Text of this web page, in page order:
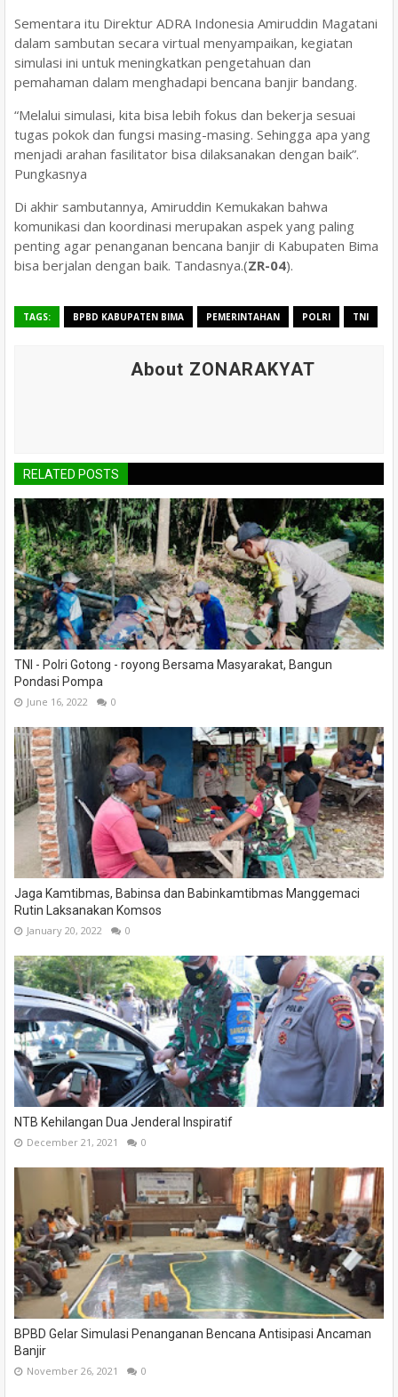
Sementara itu Direktur ADRA Indonesia Amiruddin Magatani
dalam sambutan secara virtual menyampaikan, kegiatan
simulasi ini untuk meningkatkan pengetahuan dan
pemahaman dalam menghadapi bencana banjir bandang.
“Melalui simulasi, kita bisa lebih fokus dan bekerja sesuai
tugas pokok dan fungsi masing-masing. Sehingga apa yang
menjadi arahan fasilitator bisa dilaksanakan dengan baik”.
Pungkasnya
Di akhir sambutannya, Amiruddin Kemukakan bahwa
komunikasi dan koordinasi merupakan aspek yang paling
penting agar penanganan bencana banjir di Kabupaten Bima
bisa berjalan dengan baik. Tandasnya.(ZR-04).
TAGS: BPBD KABUPATEN BIMA PEMERINTAHAN POLRI TNI
About ZONARAKYAT
RELATED POSTS
TNI - Polri Gotong - royong Bersama Masyarakat, Bangun
Pondasi Pompa
June 16, 2022 0
Jaga Kamtibmas, Babinsa dan Babinkamtibmas Manggemaci
Rutin Laksanakan Komsos
January 20, 2022 0
NTB Kehilangan Dua Jenderal Inspiratif
December 21, 2021 0
BPBD Gelar Simulasi Penanganan Bencana Antisipasi Ancaman
Banjir
November 26, 2021 0